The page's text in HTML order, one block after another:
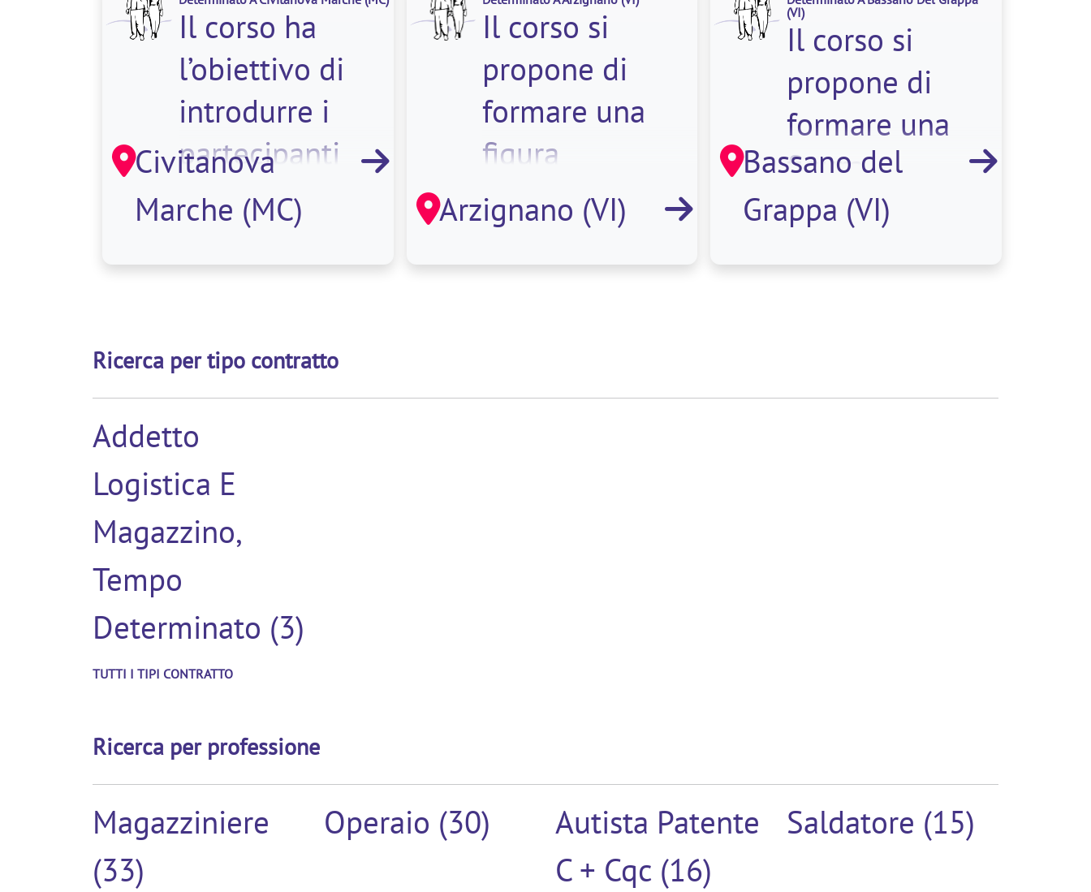
Il corso ha
l’obiettivo di
introdurre i
partecipanti
alle
Civitanova
Marche (MC)
Il corso si
propone di
formare una
figura
professionale
completa nel
settore della
Arzignano (VI)
(VI)
Il corso si
propone di
formare una
figura
professionale
Bassano del
Grappa (VI)
Ricerca per tipo contratto
Addetto
Logistica E
Magazzino,
Tempo
Determinato (3)
TUTTI I TIPI CONTRATTO
Ricerca per professione
Magazziniere
(33)
Operaio (30)
Autista Patente
C + Cqc (16)
Saldatore (15)